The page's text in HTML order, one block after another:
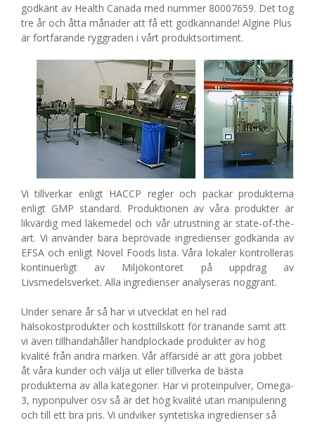
godkänt av Health Canada med nummer 80007659. Det tog
tre år och åtta månader att få ett godkännande! Algine Plus
är fortfarande ryggraden i vårt produktsortiment.
Vi tillverkar enligt HACCP regler och packar produkterna
enligt GMP standard. Produktionen av våra produkter är
likvärdig med läkemedel och vår utrustning är state-of-the-
art. Vi använder bara beprövade ingredienser godkända av
EFSA och enligt Novel Foods lista. Våra lokaler kontrolleras
kontinuerligt av Miljökontoret på uppdrag av
Livsmedelsverket. Alla ingredienser analyseras noggrant.
Under senare år så har vi utvecklat en hel rad
hälsokostprodukter och kosttillskott för tränande samt att
vi även tillhandahåller handplockade produkter av hög
kvalité från andra märken. Vår affärsidé är att göra jobbet
åt våra kunder och välja ut eller tillverka de bästa
produkterna av alla kategorier. Har vi proteinpulver, Omega-
3, nyponpulver osv så är det hög kvalité utan manipulering
och till ett bra pris. Vi undviker syntetiska ingredienser så